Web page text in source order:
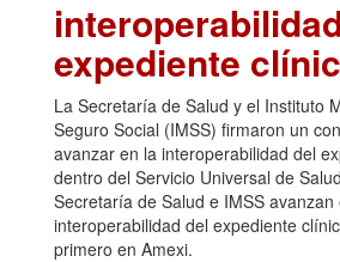
expediente
La Secretaría de Salud y el Instituto
Seguro Social (IMSS) firmaron un
avanzar en la interoperabilidad del
dentro del Servicio Universal de
Secretaría de Salud e IMSS avanzan
interoperabilidad del expediente
primero en Amexi.